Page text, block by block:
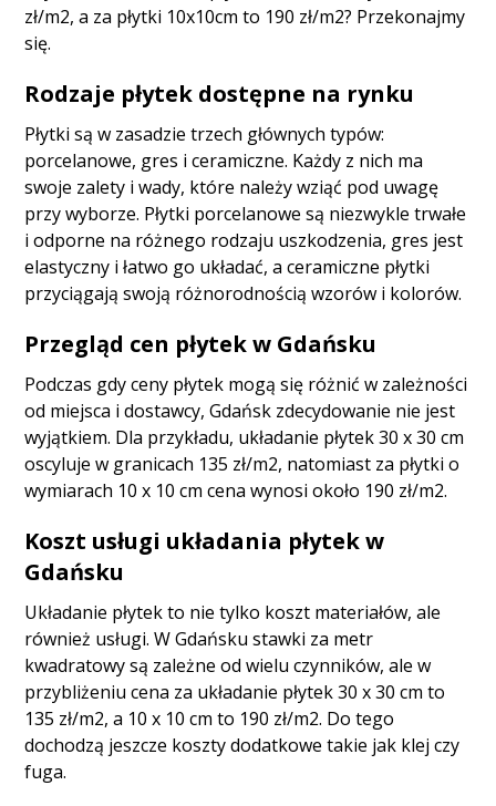
zł/m2, a za płytki 10x10cm to 190 zł/m2? Przekonajmy
się.
Rodzaje płytek dostępne na rynku
Płytki są w zasadzie trzech głównych typów:
porcelanowe, gres i ceramiczne. Każdy z nich ma
swoje zalety i wady, które należy wziąć pod uwagę
przy wyborze. Płytki porcelanowe są niezwykle trwałe
i odporne na różnego rodzaju uszkodzenia, gres jest
elastyczny i łatwo go układać, a ceramiczne płytki
przyciągają swoją różnorodnością wzorów i kolorów.
Przegląd cen płytek w Gdańsku
Podczas gdy ceny płytek mogą się różnić w zależności
od miejsca i dostawcy, Gdańsk zdecydowanie nie jest
wyjątkiem. Dla przykładu, układanie płytek 30 x 30 cm
oscyluje w granicach 135 zł/m2, natomiast za płytki o
wymiarach 10 x 10 cm cena wynosi około 190 zł/m2.
Koszt usługi układania płytek w
Gdańsku
Układanie płytek to nie tylko koszt materiałów, ale
również usługi. W Gdańsku stawki za metr
kwadratowy są zależne od wielu czynników, ale w
przybliżeniu cena za układanie płytek 30 x 30 cm to
135 zł/m2, a 10 x 10 cm to 190 zł/m2. Do tego
dochodzą jeszcze koszty dodatkowe takie jak klej czy
fuga.